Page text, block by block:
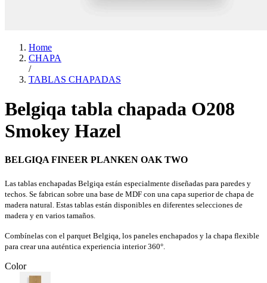
Home
CHAPA
/
TABLAS CHAPADAS
Belgiqa tabla chapada O208
Smokey Hazel
BELGIQA FINEER PLANKEN OAK TWO
Las tablas enchapadas Belgiqa están especialmente diseñadas para paredes y
techos. Se fabrican sobre una base de MDF con una capa superior de chapa de
madera natural. Estas tablas están disponibles en diferentes selecciones de
madera y en varios tamaños.
Combínelas con el parquet Belgiqa, los paneles enchapados y la chapa flexible
para crear una auténtica experiencia interior 360°.
Color